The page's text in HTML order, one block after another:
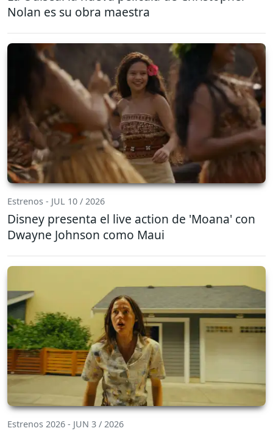
Nolan es su obra maestra
Estrenos - JUL 10 / 2026
Disney presenta el live action de 'Moana' con
Dwayne Johnson como Maui
Estrenos 2026 - JUN 3 / 2026